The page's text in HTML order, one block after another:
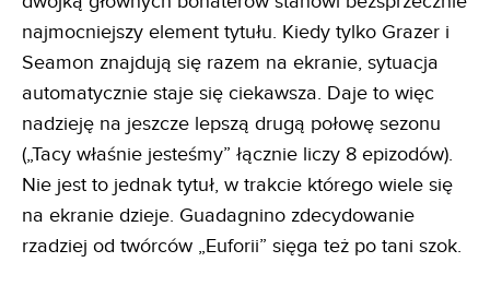
najmocniejszy element tytułu. Kiedy tylko Grazer i
Seamon znajdują się razem na ekranie, sytuacja
automatycznie staje się ciekawsza. Daje to więc
nadzieję na jeszcze lepszą drugą połowę sezonu
(„Tacy właśnie jesteśmy” łącznie liczy 8 epizodów).
Nie jest to jednak tytuł, w trakcie którego wiele się
na ekranie dzieje. Guadagnino zdecydowanie
rzadziej od twórców „Euforii” sięga też po tani szok.